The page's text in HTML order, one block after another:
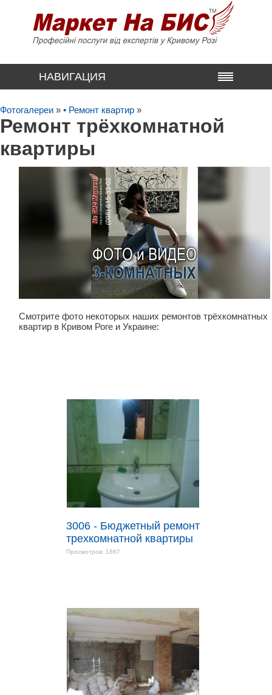
НАВИГАЦИЯ
Фотогалереи » • Ремонт квартир »
Ремонт трёхкомнатной
квартиры
Смотрите фото некоторых наших ремонтов трёхкомнатных
квартир в Кривом Роге и Украине:
3006 - Бюджетный ремонт
трехкомнатной квартиры
Просмотров: 1867